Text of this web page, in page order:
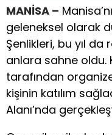
MANİSA –
geleneksel olarak
Şenlikleri, bu yıl
anlara sahne oldu.
tarafından
kişinin katılım
Alanı’nda